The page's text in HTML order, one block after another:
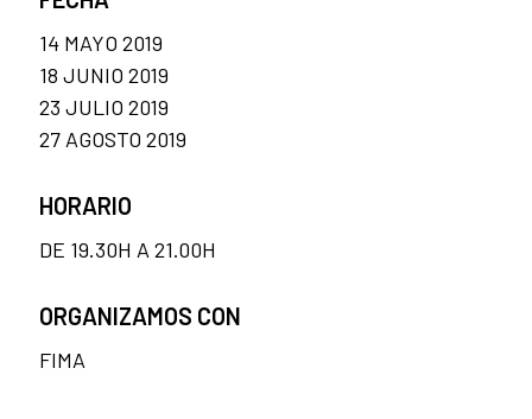
14 MAYO 2019
18 JUNIO 2019
23 JULIO 2019
27 AGOSTO 2019
HORARIO
DE 19.30H A 21.00H
ORGANIZAMOS CON
FIMA